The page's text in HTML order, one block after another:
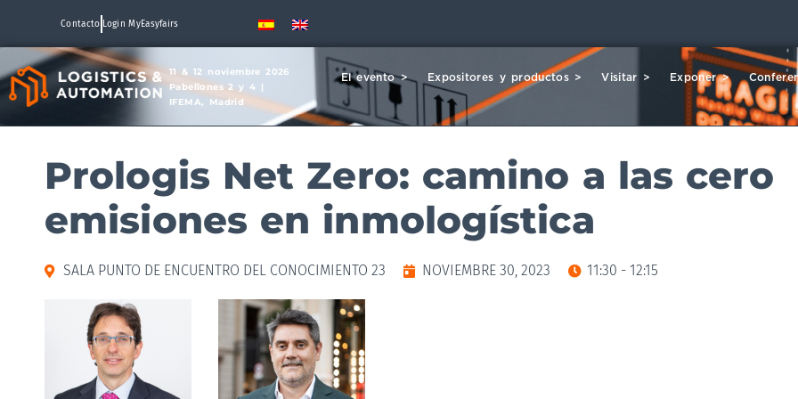
Contacto Login MyEasyfairs
11 & 12 noviembre 2026
Pabellones 2 y 4 |
IFEMA, Madrid
El evento > Expositores y productos > Visitar > Exponer >
Prologis Net Zero: camino a las cero
emisiones en inmologística
SALA PUNTO DE ENCUENTRO DEL CONOCIMIENTO 23 NOVIEMBRE 30, 2023 11:30 - 12:15